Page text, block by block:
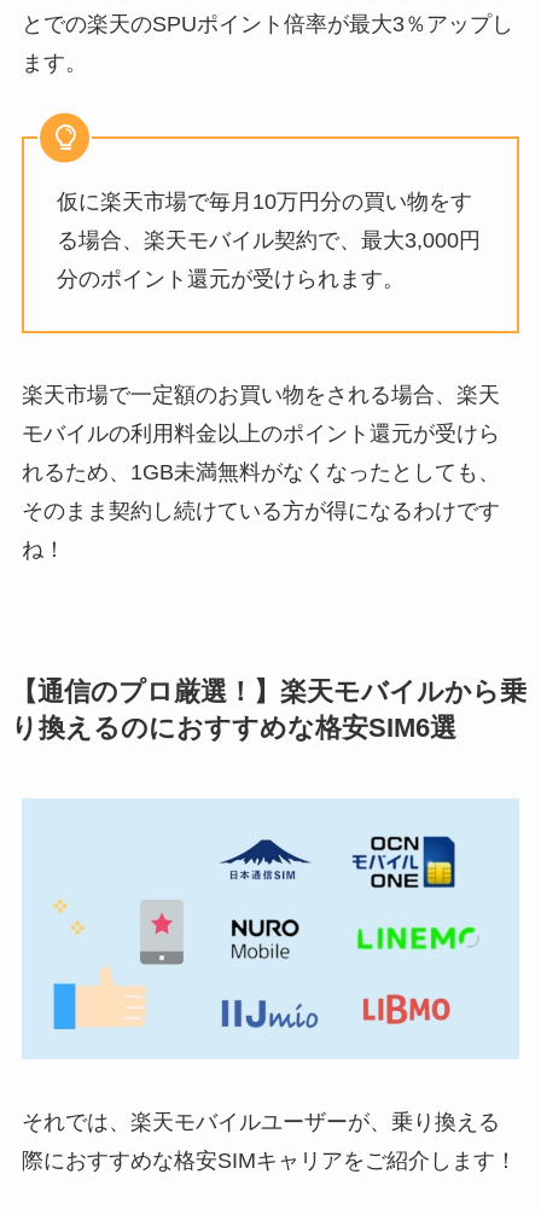
とでの楽天のSPUポイント倍率が最大3％アップし
ます。
仮に楽天市場で毎月10万円分の買い物をす
る場合、楽天モバイル契約で、最大3,000円
分のポイント還元が受けられます。
楽天市場で一定額のお買い物をされる場合、楽天
モバイルの利用料金以上のポイント還元が受けら
れるため、1GB未満無料がなくなったとしても、
そのまま契約し続けている方が得になるわけです
ね！
【通信のプロ厳選！】楽天モバイルから乗
り換えるのにおすすめな格安SIM6選
それでは、楽天モバイルユーザーが、乗り換える
際におすすめな格安SIMキャリアをご紹介します！